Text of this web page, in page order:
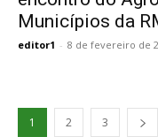
Municípios da
editor1 - 8 de fevereiro de
1 2 3